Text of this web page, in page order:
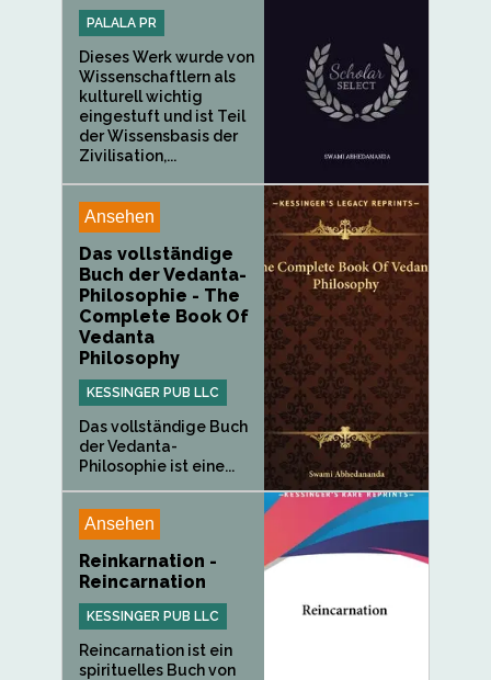
PALALA PR
Dieses Werk wurde von
Wissenschaftlern als
kulturell wichtig
eingestuft und ist Teil
der Wissensbasis der
Zivilisation,...
Ansehen
Das vollständige
Buch der Vedanta-
Philosophie - The
Complete Book Of
Vedanta
Philosophy
KESSINGER PUB LLC
Das vollständige Buch
der Vedanta-
Philosophie ist eine...
Ansehen
Reinkarnation -
Reincarnation
KESSINGER PUB LLC
Reincarnation ist ein
spirituelles Buch von